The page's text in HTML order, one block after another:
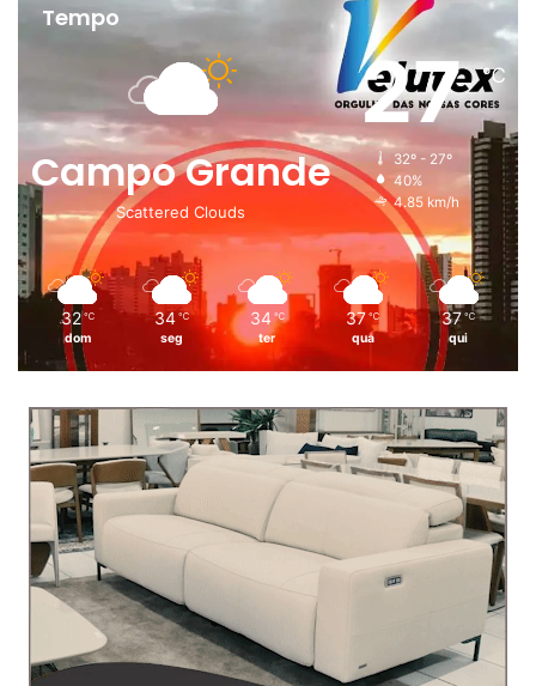
Tempo
Campo Grande
Scattered Clouds
27℃
32º - 27º
40%
4.85 km/h
32 ℃
dom
34 ℃
seg
34 ℃
ter
37 ℃
qua
37 ℃
qui